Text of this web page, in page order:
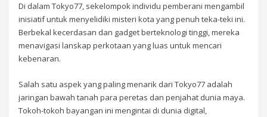
Di dalam Tokyo77, sekelompok individu pemberani mengambil
inisiatif untuk menyelidiki misteri kota yang penuh teka-teki ini.
Berbekal kecerdasan dan gadget berteknologi tinggi, mereka
menavigasi lanskap perkotaan yang luas untuk mencari
kebenaran.
Salah satu aspek yang paling menarik dari Tokyo77 adalah
jaringan bawah tanah para peretas dan penjahat dunia maya.
Tokoh-tokoh bayangan ini mengintai di dunia digital,